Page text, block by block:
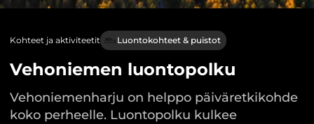
Kohteet ja aktiviteetit Luontokohteet & puistot
Vehoniemen luontopolku
Vehoniemenharju on helppo päiväretkikohde
koko perheelle. Luontopolku kulkee